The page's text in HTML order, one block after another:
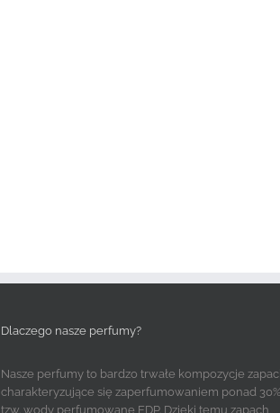
Dlaczego nasze perfumy?
Nasze perfumy to bardzo trwałe kompozycje
charakteryzujące się zaperfumowaniem ponad
tzw. wody perfumowane EDP. Dzięki temu zapach